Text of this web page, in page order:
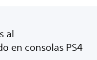
al
en consolas PS4